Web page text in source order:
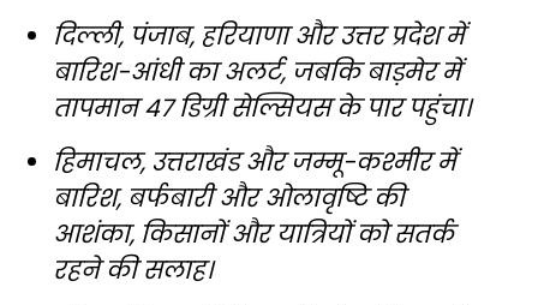
दिल्ली, पंजाब, हरियाणा और उत्तर प्रदेश में
बारिश-आंधी का अलर्ट, जबकि बाड़मेर में
तापमान 47 डिग्री सेल्सियस के पार पहुंचा।
हिमाचल, उत्तराखंड और जम्मू-कश्मीर में
बारिश, बर्फबारी और ओलावृष्टि की
आशंका, किसानों और यात्रियों को सतर्क
रहने की सलाह।